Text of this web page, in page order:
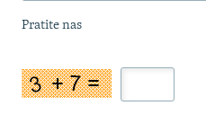
Pratite nas